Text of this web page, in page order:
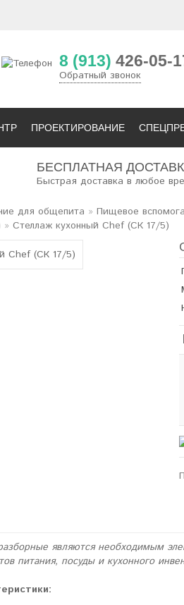
8 (913) 426-05-
Обратный звонок
ПРОЕКТИРОВАНИЕ
БЕСПЛАТНАЯ
Быстрая доставка в любое
для общепита » Пищевое
» Стеллаж кухонный Сhef (СК 17/5)
являются необходимым
питания, посуды и кухонного